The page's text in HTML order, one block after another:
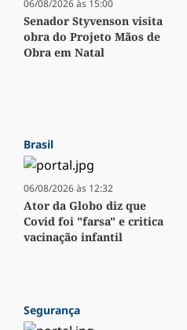
06/08/2026 às 15:00
Senador Styvenson visita
obra do Projeto Mãos de
Obra em Natal
Brasil
06/08/2026 às 12:32
Ator da Globo diz que
Covid foi "farsa" e critica
vacinação infantil
Segurança